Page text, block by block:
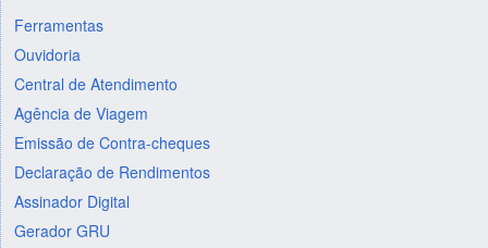
Ferramentas
Ouvidoria
Central de Atendimento
Agência de Viagem
Emissão de Contra-cheques
Declaração de Rendimentos
Assinador Digital
Gerador GRU